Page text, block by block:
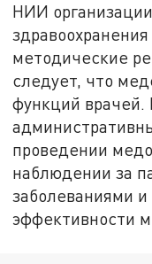
НИИ
методические
следует, что
функций врачей.
проведении
наблюдении за
заболеваниями
эффективности